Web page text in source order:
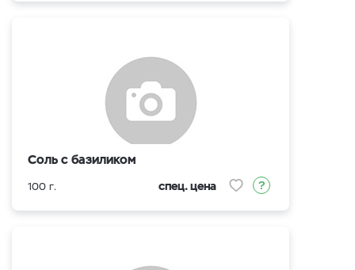
Соль с базиликом
100 г. спец. цена